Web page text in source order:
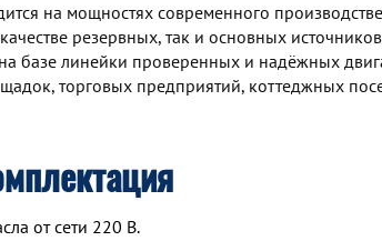
на мощностях современного
резервных, так и основных источников
базе линейки проверенных и надёжных
торговых предприятий, коттеджных
от сети 220 В.